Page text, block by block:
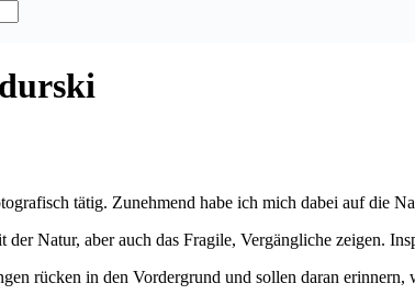
tätig. Zunehmend habe ich mich dabei auf die
Natur, aber auch das Fragile, Vergängliche zeigen.
rücken in den Vordergrund und sollen daran erinnern,